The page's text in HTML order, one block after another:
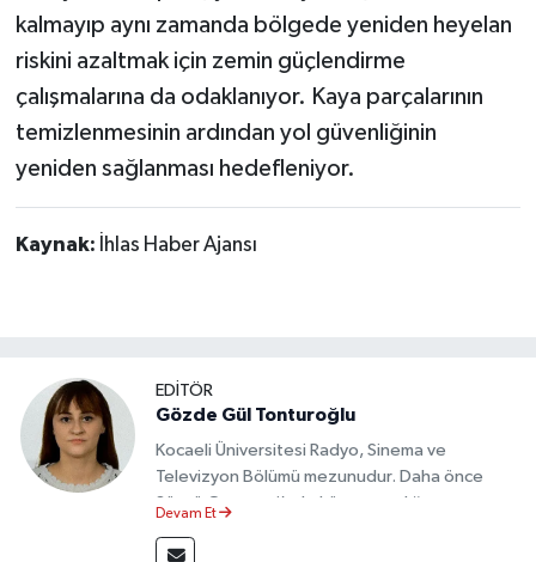
kalmayıp aynı zamanda bölgede yeniden heyelan
riskini azaltmak için zemin güçlendirme
çalışmalarına da odaklanıyor. Kaya parçalarının
temizlenmesinin ardından yol güvenliğinin
yeniden sağlanması hedefleniyor.
Kaynak: İhlas Haber Ajansı
EDİTÖR
Gözde Gül Tonturoğlu
Kocaeli Üniversitesi Radyo, Sinema ve
Televizyon Bölümü mezunudur. Daha önce
Sözcü Gazetesi’nde köşe yazarlığı yapmış ve
Devam Et